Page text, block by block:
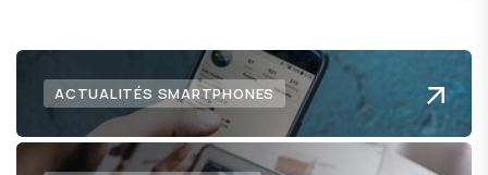
ACTUALITÉS SMARTPHONES